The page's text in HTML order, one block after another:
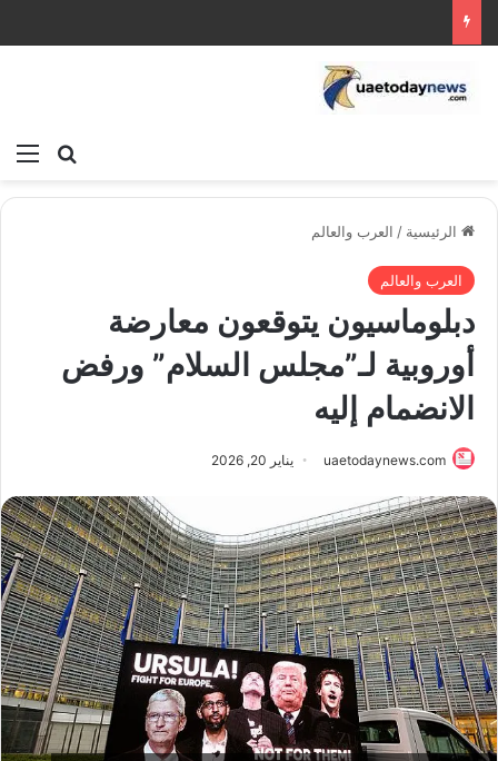
بحث
الرئيسية / العرب والعالم
العرب والعالم
دبلوماسيون يتوقعون معارضة
أوروبية لـ”مجلس السلام” ورفض
الانضمام إليه
uaetodaynews.com يناير 20, 2026